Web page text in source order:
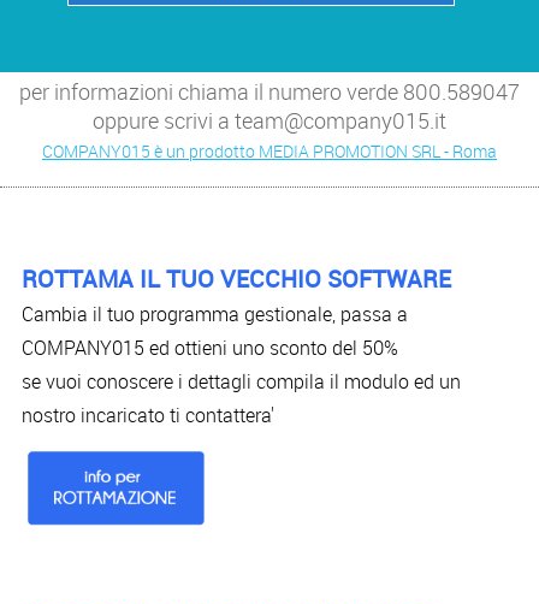
per informazioni chiama il numero verde 800.589047
oppure scrivi a team@company015.it
COMPANY015 è un prodotto MEDIA PROMOTION SRL - Roma
ROTTAMA IL TUO VECCHIO SOFTWARE
Cambia il tuo programma gestionale, passa a
COMPANY015 ed ottieni uno sconto del 50%
se vuoi conoscere i dettagli compila il modulo ed un
nostro incaricato ti contattera'